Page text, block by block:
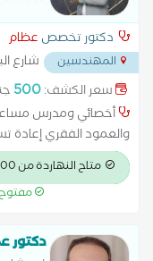
دكتور تخصص عظام
المهندسين
شارع
سعر الكشف:500
أخصائي ومدرس
والعمود الفقري
الكتف الخلايا الجذعية
آلام الأعصاب بالترددات
الغضروف عملية تبديل
متاح النهاردة من 12:00 مساءً
دكتور